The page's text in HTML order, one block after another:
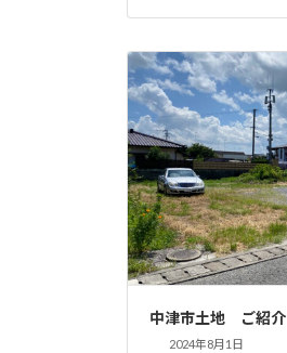
中津市土地 ご紹介
2024年8月1日